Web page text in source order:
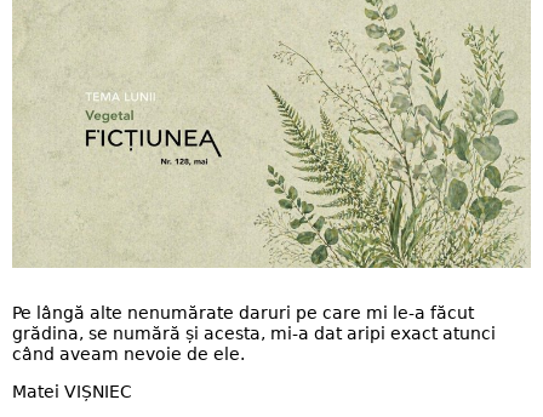
Pe lângă alte nenumărate daruri pe care mi le-a făcut
grădina, se numără și acesta, mi-a dat aripi exact atunci
când aveam nevoie de ele.
Matei VIȘNIEC